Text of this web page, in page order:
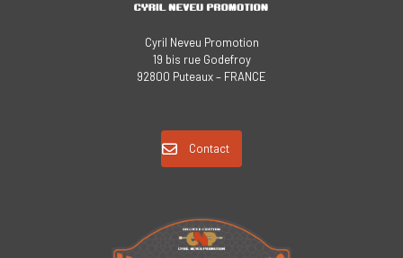
Cyril Neveu Promotion
19 bis rue Godefroy
92800 Puteaux – FRANCE
Contact